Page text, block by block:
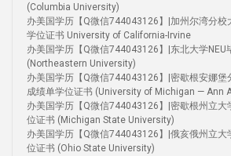
(Columbia University)
办美国学历【Q微信744043126】|加州尔湾分校
学位证书 University of California-Irvine
办美国学历【Q微信744043126】|东北大学NEU
(Northeastern University)
办美国学历【Q微信744043126】|密歇根安娜堡
成绩单学位证书 (University of Michigan — Ann
办美国学历【Q微信744043126】|密歇根州立大
位证书 (Michigan State University)
办美国学历【Q微信744043126】|俄亥俄州立大
位证书 (Ohio State University)